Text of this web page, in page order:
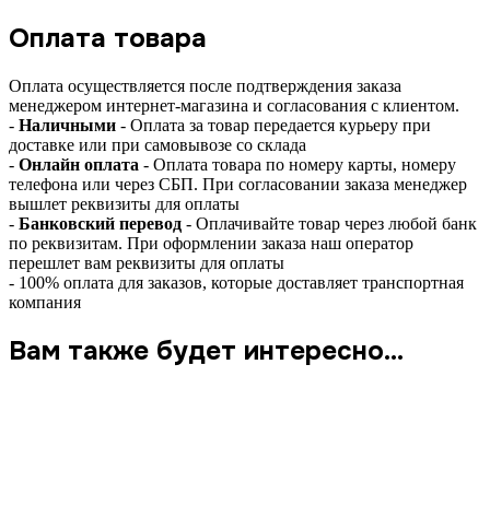
Оплата товара
Оплата осуществляется после подтверждения заказа
менеджером интернет-магазина и согласования с клиентом.
- Наличными - Оплата за товар передается курьеру при
доставке или при самовывозе со склада
- Онлайн оплата - Оплата товара по номеру карты, номеру
телефона или через СБП. При согласовании заказа менеджер
вышлет реквизиты для оплаты
- Банковский перевод - Оплачивайте товар через любой банк
по реквизитам. При оформлении заказа наш оператор
перешлет вам реквизиты для оплаты
- 100% оплата для заказов, которые доставляет транспортная
компания
Вам также будет интересно…